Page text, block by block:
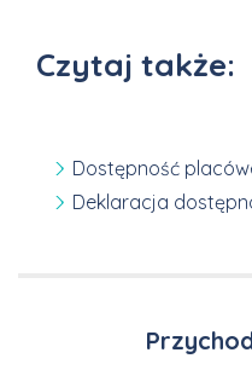
Czytaj także:
Dostępność
Deklaracja